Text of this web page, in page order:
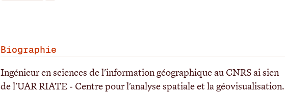
Biographie
Ingénieur en sciences de l'information géographique au CNRS ai sien
de l'UAR RIATE - Centre pour l'analyse spatiale et la géovisualisation.